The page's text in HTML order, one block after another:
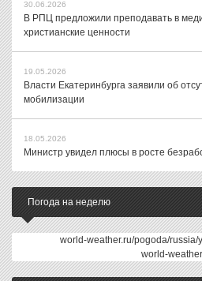
30.06.2026
В РПЦ предложили преподавать в
христианские ценности
19.05.2026
Власти Екатеринбурга заявили об
мобилизации
18.05.2026
Министр увидел плюсы в росте
Погода на неделю
world-weather.ru/pogoda/
world-